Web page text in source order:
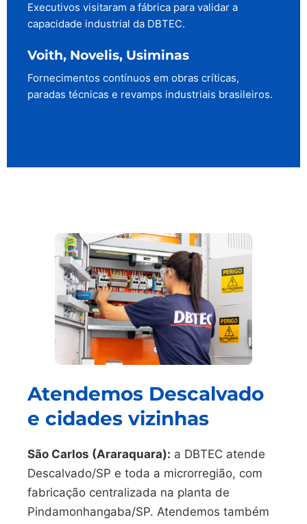
Executivos visitaram a fábrica para validar a
capacidade industrial da DBTEC.
Voith, Novelis, Usiminas
Fornecimentos contínuos em obras críticas,
paradas técnicas e revamps industriais brasileiros.
Atendemos Descalvado
e cidades vizinhas
São Carlos (Araraquara): a DBTEC atende
Descalvado/SP e toda a microrregião, com
fabricação centralizada na planta de
Pindamonhangaba/SP. Atendemos também